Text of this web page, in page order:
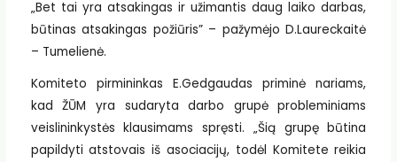
„Bet tai yra atsakingas ir užimantis daug laiko darbas,
būtinas atsakingas požiūris” – pažymėjo D.Laureckaitė
– Tumelienė.
Komiteto pirmininkas E.Gedgaudas priminė nariams,
kad ŽŪM yra sudaryta darbo grupė probleminiams
veislininkystės klausimams spręsti. „Šią grupę būtina
papildyti atstovais iš asociacijų, todėl Komitete reikia